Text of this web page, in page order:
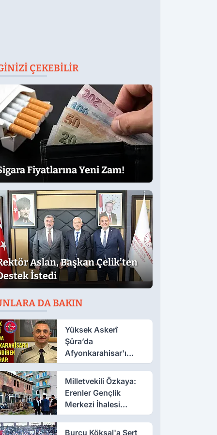
ÇEKEBILIR
Fiyatlarına Yeni Zam!
Aslan, Başkan Çelik’ten
İstedi
DA BAKIN
Yüksek Askerî
Şûra’da
Afyonkarahisar'ı
İlgilendiren İki Karar
Milletvekili Özkaya:
Erenler Gençlik
Merkezi İhalesi
Yakında
Burcu Köksal'a Sert